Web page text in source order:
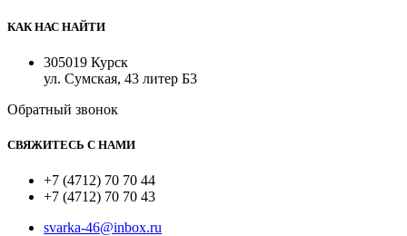
КАК НАС НАЙТИ
305019 Курск
ул. Сумская, 43 литер Б3
Обратный звонок
СВЯЖИТЕСЬ С НАМИ
+7 (4712) 70 70 44
+7 (4712) 70 70 43
svarka-46@inbox.ru